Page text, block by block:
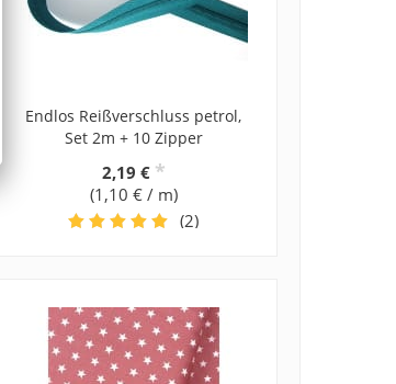
Endlos Reißverschluss petrol,
Set 2m + 10 Zipper
2,19 € *
(1,10 € / m)
(2)